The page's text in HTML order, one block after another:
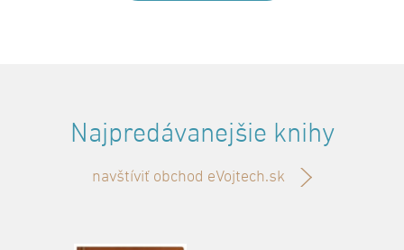
Najpredávanejšie knihy
navštíviť obchod eVojtech.sk